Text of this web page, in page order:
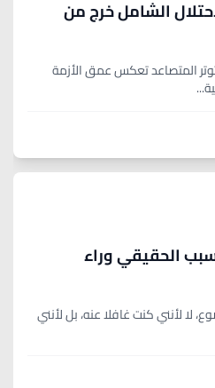
الشامل خرج من
المتصاعد تعكس عمق الأزمة
الحقيقي وراء
لا لأنني كنت غافلا عنه، بل لأنني